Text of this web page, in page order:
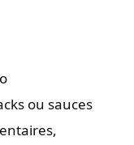
ou sauces